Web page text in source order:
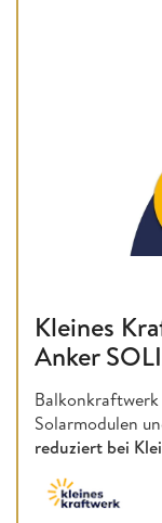
Kleines
Anker
Solarmodulen
reduziert bei